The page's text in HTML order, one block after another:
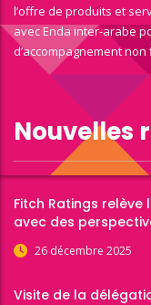
l’offre de produits et
avec Enda inter-arabe
d’accompagnement
Nouvelles
Fitch Ratings relève
avec des
26 décembre 2025
Visite de la